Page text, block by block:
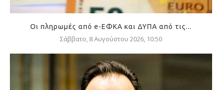
Οι πληρωμές από e-ΕΦΚΑ και ΔΥΠΑ από τις...
Σάββατο, 8 Αυγούστου 2026, 10:50